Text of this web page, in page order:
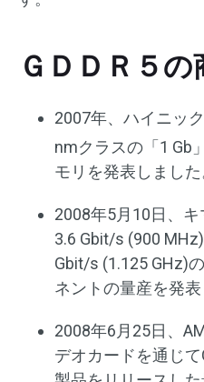
ＧＤＤＲ５の
2007年、ハイニッ
nmクラスの「1 Gb
モリを発表しました
2008年5月10日、
3.6 Gbit/s (900
Gbit/s (1.125 GHz)
ネントの量産を発表
2008年6月25日、
デオカードを通じ